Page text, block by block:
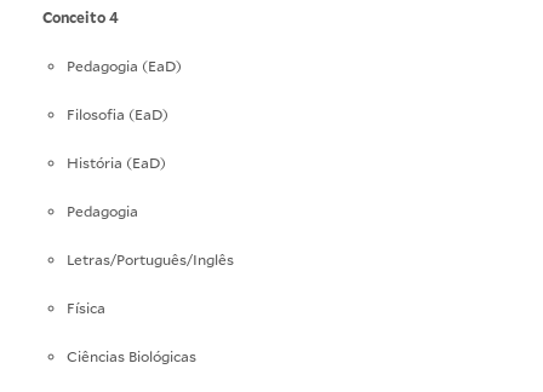
Conceito 4
Pedagogia (EaD)
Filosofia (EaD)
História (EaD)
Pedagogia
Letras/Português/Inglês
Física
Ciências Biológicas